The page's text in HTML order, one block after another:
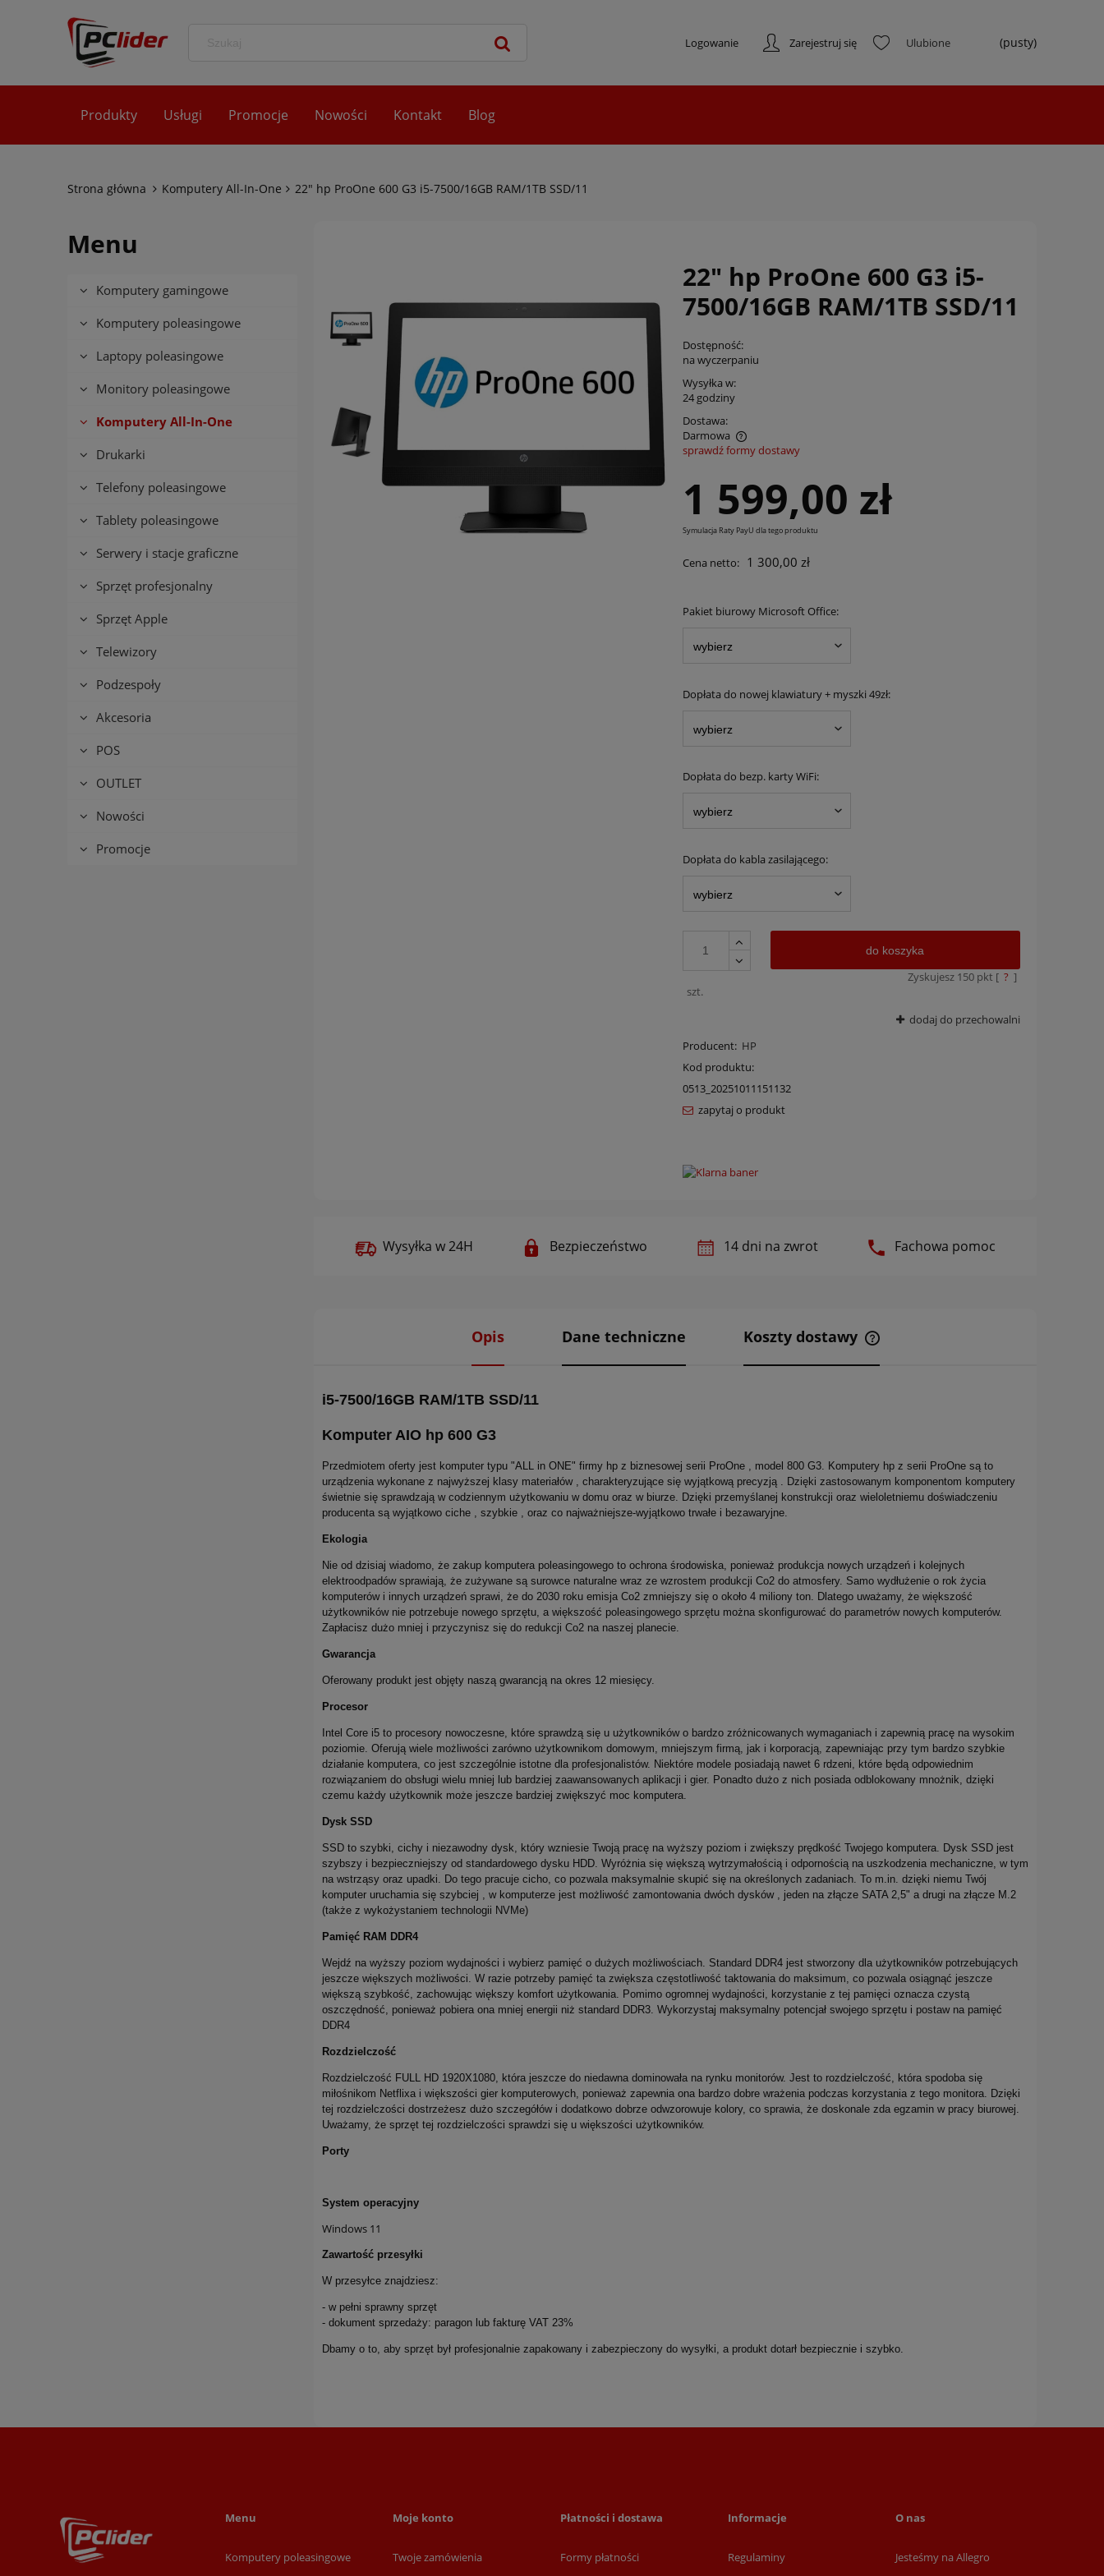
Zarejestruj się
Logowanie (pusty)
Produkty Usługi Promocje Nowości Kontakt Blog
Strona główna Komputery All-In-One 22" hp ProOne 600 G3 i5-7500/16GB RAM/1TB SSD/11
Menu
Komputery gamingowe
Komputery poleasingowe
Laptopy poleasingowe
Monitory poleasingowe
Komputery All-In-One
Drukarki
Telefony poleasingowe
Tablety poleasingowe
Serwery i stacje graficzne
Sprzęt profesjonalny
Sprzęt Apple
Telewizory
Podzespoły
Akcesoria
POS
OUTLET
Nowości
Promocje
22" hp ProOne 600 G3 i5-
7500/16GB RAM/1TB SSD/11
Dostępność:
na wyczerpaniu
Wysyłka w:
24 godziny
Dostawa:
Darmowa
Cena nie zawiera ewentualnych kosztów
płatności
sprawdź formy dostawy
1 599,00 zł
Symulacja Raty PayU dla tego produktu
Cena netto: 1 300,00 zł
Pakiet biurowy Microsoft Office:
Dopłata do nowej klawiatury + myszki 49zł:
Dopłata do bezp. karty WiFi:
Dopłata do kabla zasilającego:
szt.
do koszyka
Zyskujesz 150pkt [ ? ]
dodaj do przechowalni
Producent: HP
Kod produktu:
0513_20251011151132
zapytaj o produkt
Wysyłka w 24H Bezpieczeństwo 14 dni na zwrot Fachowa pomoc
Opis Dane techniczne Koszty dostawy
i5-7500/16GB RAM/1TB SSD/11
Komputer AIO hp 600 G3
Przedmiotem oferty jest komputer typu "ALL in ONE" firmy hp z biznesowej serii ProOne , model 800 G3. Komputery hp z serii ProOne są to
urządzenia wykonane z najwyższej klasy materiałów , charakteryzujące się wyjątkową precyzją . Dzięki zastosowanym komponentom komputery
świetnie się sprawdzają w codziennym użytkowaniu w domu oraz w biurze. Dzięki przemyślanej konstrukcji oraz wieloletniemu doświadczeniu
producenta są wyjątkowo ciche , szybkie , oraz co najważniejsze-wyjątkowo trwałe i bezawaryjne.
Ekologia
Nie od dzisiaj wiadomo, że zakup komputera poleasingowego to ochrona środowiska, ponieważ produkcja nowych urządzeń i kolejnych
elektroodpadów sprawiają, że zużywane są surowce naturalne wraz ze wzrostem produkcji Co2 do atmosfery. Samo wydłużenie o rok życia
komputerów i innych urządzeń sprawi, że do 2030 roku emisja Co2 zmniejszy się o około 4 miliony ton. Dlatego uważamy, że większość
użytkowników nie potrzebuje nowego sprzętu, a większość poleasingowego sprzętu można skonfigurować do parametrów nowych komputerów.
Zapłacisz dużo mniej i przyczynisz się do redukcji Co2 na naszej planecie.
Gwarancja
Oferowany produkt jest objęty naszą gwarancją na okres 12 miesięcy.
Procesor
Intel Core i5 to procesory nowoczesne, które sprawdzą się u użytkowników o bardzo zróżnicowanych wymaganiach i zapewnią pracę na wysokim
poziomie. Oferują wiele możliwości zarówno użytkownikom domowym, mniejszym firmą, jak i korporacją, zapewniając przy tym bardzo szybkie
działanie komputera, co jest szczególnie istotne dla profesjonalistów. Niektóre modele posiadają nawet 6 rdzeni, które będą odpowiednim
rozwiązaniem do obsługi wielu mniej lub bardziej zaawansowanych aplikacji i gier. Ponadto dużo z nich posiada odblokowany mnożnik, dzięki
czemu każdy użytkownik może jeszcze bardziej zwiększyć moc komputera.
Dysk SSD
SSD to szybki, cichy i niezawodny dysk, który wzniesie Twoją pracę na wyższy poziom i zwiększy prędkość Twojego komputera. Dysk SSD jest
szybszy i bezpieczniejszy od standardowego dysku HDD. Wyróżnia się większą wytrzymałością i odpornością na uszkodzenia mechaniczne, w tym
na wstrząsy oraz upadki. Do tego pracuje cicho, co pozwala maksymalnie skupić się na określonych zadaniach. To m.in. dzięki niemu Twój
komputer uruchamia się szybciej , w komputerze jest możliwość zamontowania dwóch dysków , jeden na złącze SATA 2,5" a drugi na złącze M.2
(także z wykożystaniem technologii NVMe)
Pamięć RAM DDR4
Wejdź na wyższy poziom wydajności i wybierz pamięć o dużych możliwościach. Standard DDR4 jest stworzony dla użytkowników potrzebujących
jeszcze większych możliwości. W razie potrzeby pamięć ta zwiększa częstotliwość taktowania do maksimum, co pozwala osiągnąć jeszcze
większą szybkość, zachowując większy komfort użytkowania. Pomimo ogromnej wydajności, korzystanie z tej pamięci oznacza czystą
oszczędność, ponieważ pobiera ona mniej energii niż standard DDR3. Wykorzystaj maksymalny potencjał swojego sprzętu i postaw na pamięć
DDR4
Rozdzielczość
Rozdzielczość FULL HD 1920X1080, która jeszcze do niedawna dominowała na rynku monitorów. Jest to rozdzielczość, która spodoba się
miłośnikom Netflixa i większości gier komputerowych, ponieważ zapewnia ona bardzo dobre wrażenia podczas korzystania z tego monitora. Dzięki
tej rozdzielczości dostrzeżesz dużo szczegółów i dodatkowo dobrze odwzorowuje kolory, co sprawia, że doskonale zda egzamin w pracy biurowej.
Uważamy, że sprzęt tej rozdzielczości sprawdzi się u większości użytkowników.
Porty
System operacyjny
Windows 11
Zawartość przesyłki
W przesyłce znajdziesz:
- w pełni sprawny sprzęt
- dokument sprzedaży: paragon lub fakturę VAT 23%
Dbamy o to, aby sprzęt był profesjonalnie zapakowany i zabezpieczony do wysyłki, a produkt dotarł bezpiecznie i szybko.
Menu
Komputery poleasingowe
Moje konto
Twoje zamówienia
Płatności i dostawa
Formy płatności
Informacje
Regulaminy
O nas
Jesteśmy na Allegro